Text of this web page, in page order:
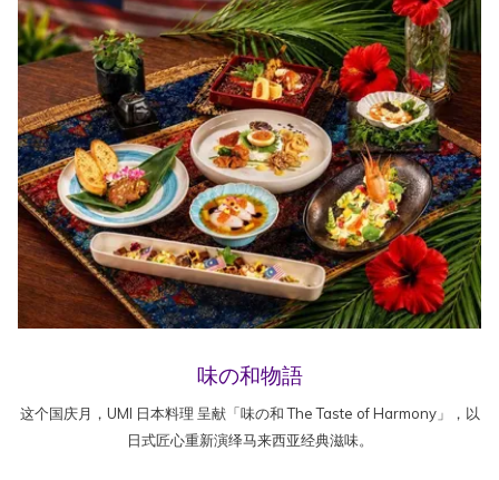
味の和物語
这个国庆月，UMI 日本料理 呈献「味の和 The Taste of Harmony」，以
日式匠心重新演绎马来西亚经典滋味。